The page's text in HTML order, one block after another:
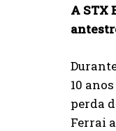
A STX
10
perda
Ferrai